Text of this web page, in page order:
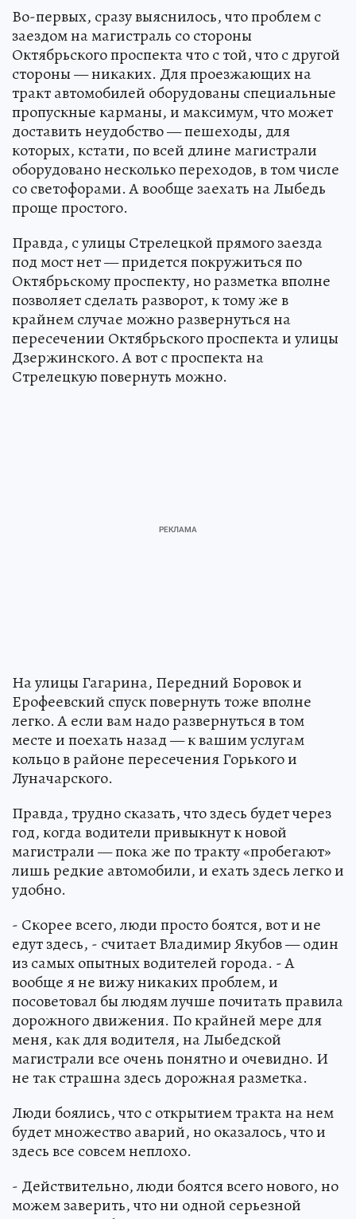
Во-первых, сразу выяснилось, что проблем с
заездом на магистраль со стороны
Октябрьского проспекта что с той, что с другой
стороны — никаких. Для проезжающих на
тракт автомобилей оборудованы специальные
пропускные карманы, и максимум, что может
доставить неудобство — пешеходы, для
которых, кстати, по всей длине магистрали
оборудовано несколько переходов, в том числе
со светофорами. А вообще заехать на Лыбедь
проще простого.
Правда, с улицы Стрелецкой прямого заезда
под мост нет — придется покружиться по
Октябрьскому проспекту, но разметка вполне
позволяет сделать разворот, к тому же в
крайнем случае можно развернуться на
пересечении Октябрьского проспекта и улицы
Дзержинского. А вот с проспекта на
Стрелецкую повернуть можно.
На улицы Гагарина, Передний Боровок и
Ерофеевский спуск повернуть тоже вполне
легко. А если вам надо развернуться в том
месте и поехать назад — к вашим услугам
кольцо в районе пересечения Горького и
Луначарского.
Правда, трудно сказать, что здесь будет через
год, когда водители привыкнут к новой
магистрали — пока же по тракту «пробегают»
лишь редкие автомобили, и ехать здесь легко и
удобно.
- Скорее всего, люди просто боятся, вот и не
едут здесь, - считает Владимир Якубов — один
из самых опытных водителей города. - А
вообще я не вижу никаких проблем, и
посоветовал бы людям лучше почитать правила
дорожного движения. По крайней мере для
меня, как для водителя, на Лыбедской
магистрали все очень понятно и очевидно. И
не так страшна здесь дорожная разметка.
Люди боялись, что с открытием тракта на нем
будет множество аварий, но оказалось, что и
здесь все совсем неплохо.
- Действительно, люди боятся всего нового, но
можем заверить, что ни одной серьезной